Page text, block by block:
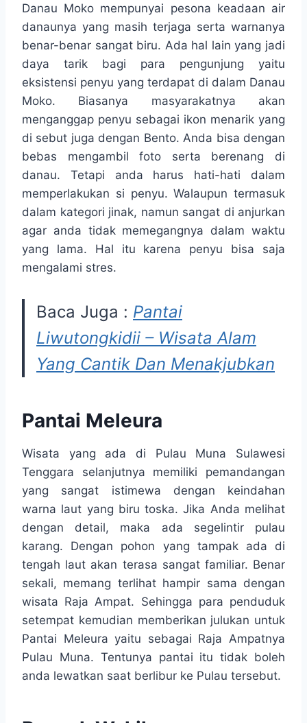
Danau Moko mempunyai pesona keadaan air
danaunya yang masih terjaga serta warnanya
benar-benar sangat biru. Ada hal lain yang jadi
daya tarik bagi para pengunjung yaitu
eksistensi penyu yang terdapat di dalam Danau
Moko. Biasanya masyarakatnya akan
menganggap penyu sebagai ikon menarik yang
di sebut juga dengan Bento. Anda bisa dengan
bebas mengambil foto serta berenang di
danau. Tetapi anda harus hati-hati dalam
memperlakukan si penyu. Walaupun termasuk
dalam kategori jinak, namun sangat di anjurkan
agar anda tidak memegangnya dalam waktu
yang lama. Hal itu karena penyu bisa saja
mengalami stres.
Baca Juga : Pantai
Liwutongkidii – Wisata Alam
Yang Cantik Dan Menakjubkan
Pantai Meleura
Wisata yang ada di Pulau Muna Sulawesi
Tenggara selanjutnya memiliki pemandangan
yang sangat istimewa dengan keindahan
warna laut yang biru toska. Jika Anda melihat
dengan detail, maka ada segelintir pulau
karang. Dengan pohon yang tampak ada di
tengah laut akan terasa sangat familiar. Benar
sekali, memang terlihat hampir sama dengan
wisata Raja Ampat. Sehingga para penduduk
setempat kemudian memberikan julukan untuk
Pantai Meleura yaitu sebagai Raja Ampatnya
Pulau Muna. Tentunya pantai itu tidak boleh
anda lewatkan saat berlibur ke Pulau tersebut.